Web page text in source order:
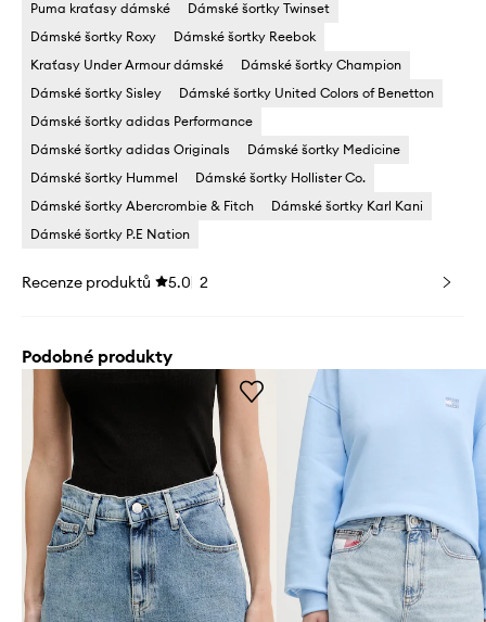
Puma kraťasy dámské
Dámské šortky Twinset
Dámské šortky Roxy
Dámské šortky Reebok
Kraťasy Under Armour dámské
Dámské šortky Champion
Dámské šortky Sisley
Dámské šortky United Colors of Benetton
Dámské šortky adidas Performance
Dámské šortky adidas Originals
Dámské šortky Medicine
Dámské šortky Hummel
Dámské šortky Hollister Co.
Dámské šortky Abercrombie & Fitch
Dámské šortky Karl Kani
Dámské šortky P.E Nation
Recenze produktů 5.0 2
Podobné produkty